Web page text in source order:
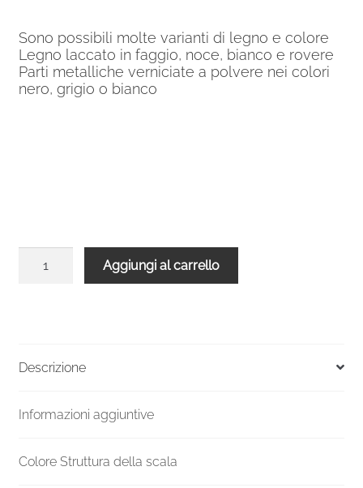
Sono possibili molte varianti di legno e colore
Legno laccato in faggio, noce, bianco e rovere
Parti metalliche verniciate a polvere nei colori
nero, grigio o bianco
140
Aggiungi al carrello
Descrizione
Informazioni aggiuntive
Colore Struttura della scala